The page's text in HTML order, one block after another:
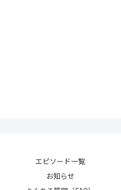
エピソード一覧
お知らせ